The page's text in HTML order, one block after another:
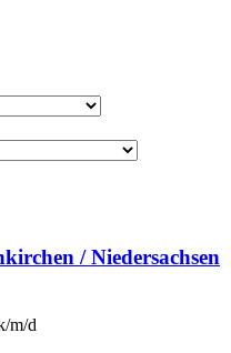
/ Niedersachsen
m/d